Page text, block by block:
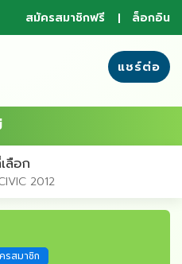
สมัครสมาชิกฟรี ล็อกอิน
แชร์ต่อ
ลือก
2012
รสมาชิก